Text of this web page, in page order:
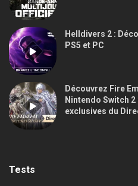
Helldivers 2 :
PS5 et PC
Découvrez Fire
Nintendo Switch
exclusives du
Tests